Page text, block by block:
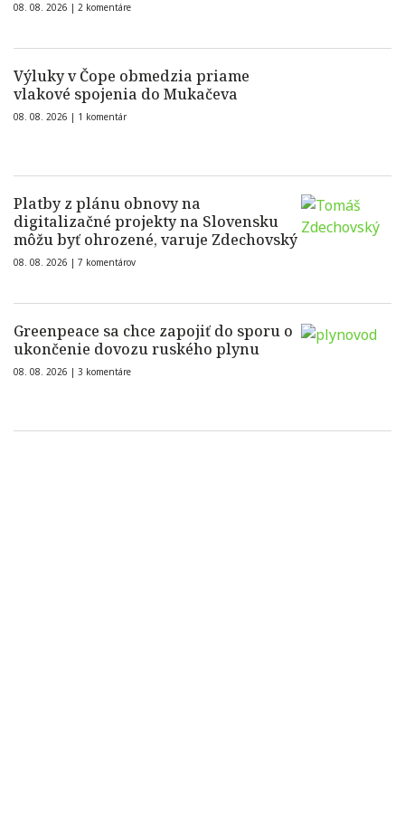
08. 08. 2026 | 2 komentáre
Výluky v Čope obmedzia priame
vlakové spojenia do Mukačeva
08. 08. 2026 | 1 komentár
Platby z plánu obnovy na
digitalizačné projekty na Slovensku
môžu byť ohrozené, varuje Zdechovský
08. 08. 2026 | 7 komentárov
Greenpeace sa chce zapojiť do sporu o
ukončenie dovozu ruského plynu
08. 08. 2026 | 3 komentáre